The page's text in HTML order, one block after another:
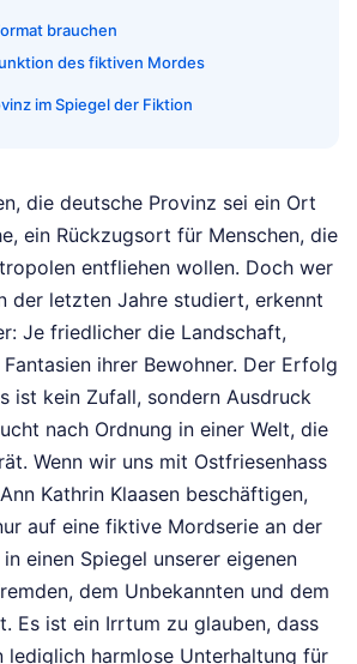
brauchen
des fiktiven Mordes
im Spiegel der Fiktion
die deutsche Provinz sei ein Ort
ein Rückzugsort für Menschen, die
entfliehen wollen. Doch wer
der letzten Jahre studiert, erkennt
Je friedlicher die Landschaft,
ihrer Bewohner. Der Erfolg
ist kein Zufall, sondern Ausdruck
nach Ordnung in einer Welt, die
Wenn wir uns mit Ostfriesenhass
Kathrin Klaasen beschäftigen,
auf eine fiktive Mordserie an der
einen Spiegel unserer eigenen
dem Unbekannten und dem
Es ist ein Irrtum zu glauben, dass
lediglich harmlose Unterhaltung für